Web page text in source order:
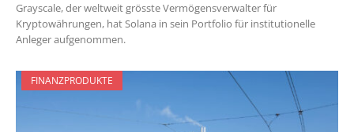
Grayscale, der weltweit grösste Vermögensverwalter für
Kryptowährungen, hat Solana in sein Portfolio für institutionelle
Anleger aufgenommen.
FINANZPRODUKTE